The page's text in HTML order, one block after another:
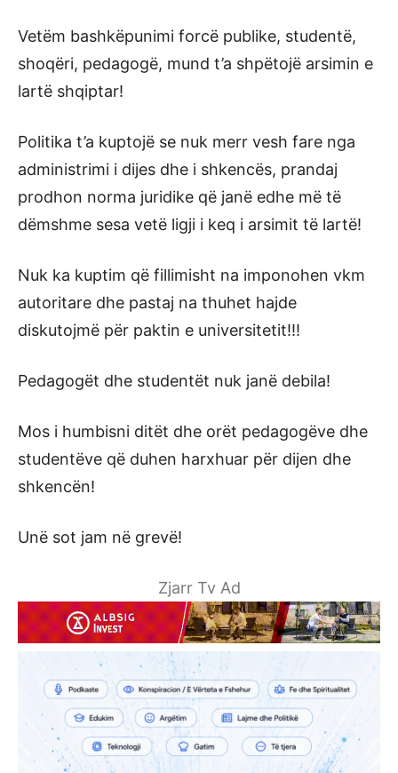
Vetëm bashkëpunimi forcë publike, studentë,
shoqëri, pedagogë, mund t’a shpëtojë arsimin e
lartë shqiptar!
Politika t’a kuptojë se nuk merr vesh fare nga
administrimi i dijes dhe i shkencës, prandaj
prodhon norma juridike që janë edhe më të
dëmshme sesa vetë ligji i keq i arsimit të lartë!
Nuk ka kuptim që fillimisht na imponohen vkm
autoritare dhe pastaj na thuhet hajde
diskutojmë për paktin e universitetit!!!
Pedagogët dhe studentët nuk janë debila!
Mos i humbisni ditët dhe orët pedagogëve dhe
studentëve që duhen harxhuar për dijen dhe
shkencën!
Unë sot jam në grevë!
Zjarr Tv Ad